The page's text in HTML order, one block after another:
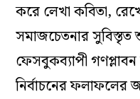
করে লেখা কবিতা,
সমাজচেতনার
ফেসবুকব্যাপী গণপ্লাবন
নির্বাচনের